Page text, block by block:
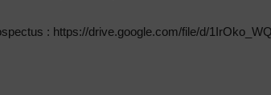
: https://drive.google.com/file/d/